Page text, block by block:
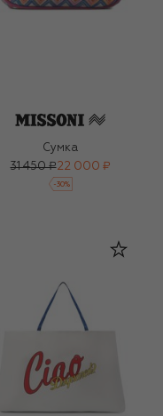
Сумка
31 450 ₽22 000 ₽
-30%